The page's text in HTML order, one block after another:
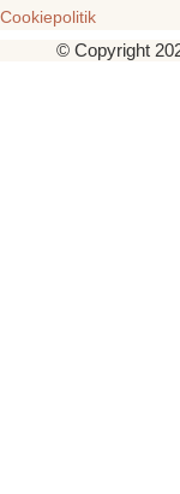
Cookiepolitik
© Copyright